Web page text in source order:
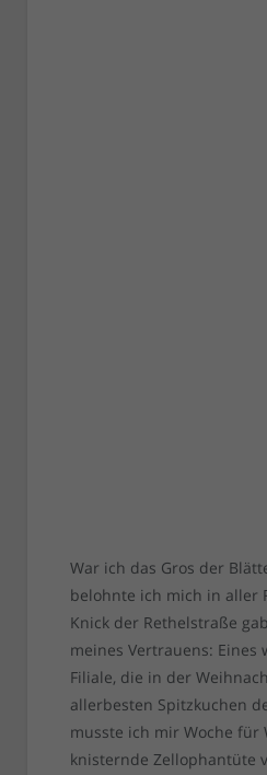
War ich das Gros der
belohnte ich mich in aller
Knick der Rethelstraße
meines Vertrauens: Eines
Filiale, die in der
allerbesten Spitzkuchen
musste ich mir Woche für
knisternde Zellophantüte